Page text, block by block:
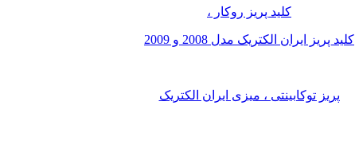
کلید پریز روکار ،
کلید پریز ایران الکتریک مدل 2008 و 2009
پریز توکابینتی ، میزی ایران الکتریک